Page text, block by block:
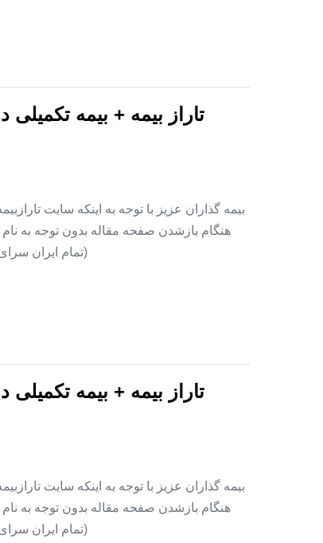
تاراز بیمه + بیمه
بیمه گذاران عزیز با توجه به اینکه سایت
هنگام بازشدن صفحه مقاله بدون توجه به نام
(تمام ایران
تاراز بیمه + بیمه
بیمه گذاران عزیز با توجه به اینکه سایت
هنگام بازشدن صفحه مقاله بدون توجه به نام
(تمام ایران